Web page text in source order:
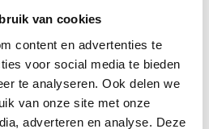
van cookies
content en advertenties te
voor social media te bieden
te analyseren. Ook delen we
van onze site met onze
adverteren en analyse. Deze